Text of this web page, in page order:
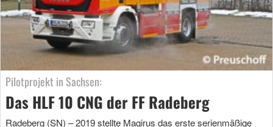
Pilotprojekt in Sachsen:
Das HLF 10 CNG der FF Radeberg
Radeberg (SN) – 2019 stellte Magirus das erste serienmäßige